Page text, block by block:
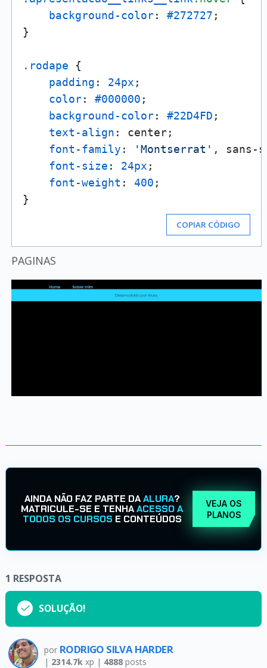
background-color: #272727 ;
}
.rodape {
padding : 24px ;
color: #000000 ;
background-color: #22D4FD ;
text-align : center;
font-family : 'Montserrat' , sans-
font-size : 24px ;
font-weight : 400 ;
COPIAR CÓDIGO
PAGINAS
AINDA NÃO FAZ PARTE DAALURA?
MATRICULE-SE E TENHAACESSO A
TODOS OS CURSOS E CONTEÚDOS
VEJA OS
PLANOS
1 RESPOSTA
SOLUÇÃO!
por RODRIGO SILVA HARDER
| 2314.7kxp | 4888posts